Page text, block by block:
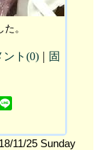
。
ント(0) | 固
11/25 Sunday